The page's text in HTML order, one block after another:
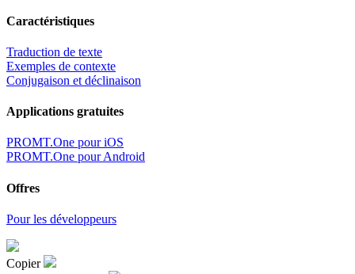
Caractéristiques
Traduction de texte
Exemples de contexte
Conjugaison et déclinaison
Applications gratuites
PROMT.One pour iOS
PROMT.One pour Android
Offres
Pour les développeurs
Copier